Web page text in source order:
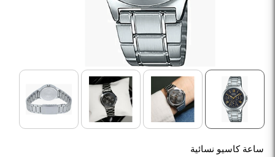
ساعة كاسيو نسائية